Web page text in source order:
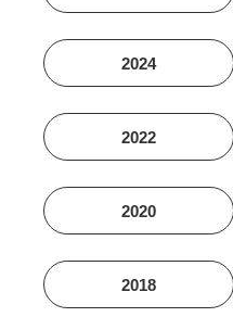
2024
2022
2020
2018